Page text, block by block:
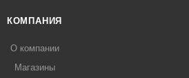
КОМПАНИЯ
О компании
Магазины